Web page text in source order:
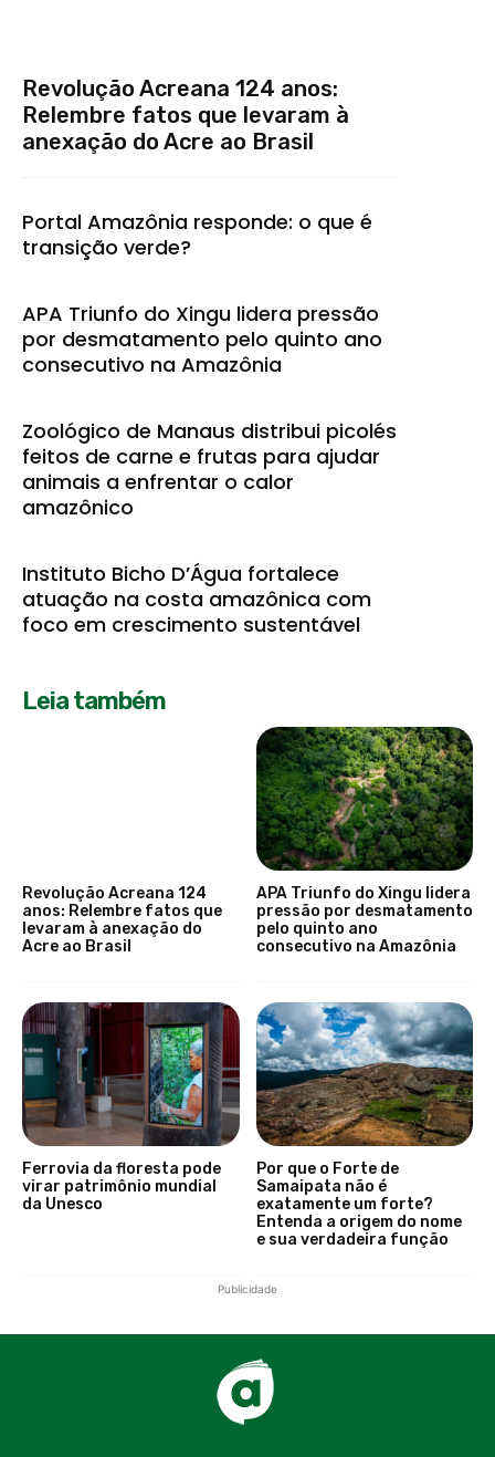
Revolução Acreana 124 anos:
Relembre fatos que levaram à
anexação do Acre ao Brasil
Portal Amazônia responde: o que é
transição verde?
APA Triunfo do Xingu lidera pressão
por desmatamento pelo quinto ano
consecutivo na Amazônia
Zoológico de Manaus distribui picolés
feitos de carne e frutas para ajudar
animais a enfrentar o calor
amazônico
Instituto Bicho D’Água fortalece
atuação na costa amazônica com
foco em crescimento sustentável
Leia também
Revolução Acreana 124
anos: Relembre fatos que
levaram à anexação do
Acre ao Brasil
APA Triunfo do Xingu lidera
pressão por desmatamento
pelo quinto ano
consecutivo na Amazônia
Ferrovia da floresta pode
virar patrimônio mundial
da Unesco
Por que o Forte de
Samaipata não é
exatamente um forte?
Entenda a origem do nome
e sua verdadeira função
Publicidade